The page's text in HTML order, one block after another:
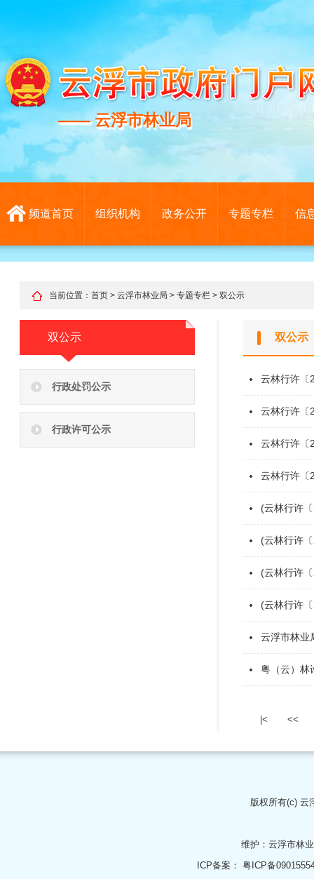
—— 云浮市林业局
—— 云浮市林业局
频道首页 组织机构 政务公开 专题专栏 信
当前位置： 首页 > 云浮市林业局 > 专题专栏 > 双公示
双公示
行政处罚公示
行政许可公示
双公示
云林行许〔
云林行许〔
云林行许〔
云林行许〔
(云林行许
(云林行许
(云林行许
(云林行许
云浮市林业
粤（云）林
|< <<
版权所有(c) 云
维护：云浮市林
ICP备案： 粤ICP备